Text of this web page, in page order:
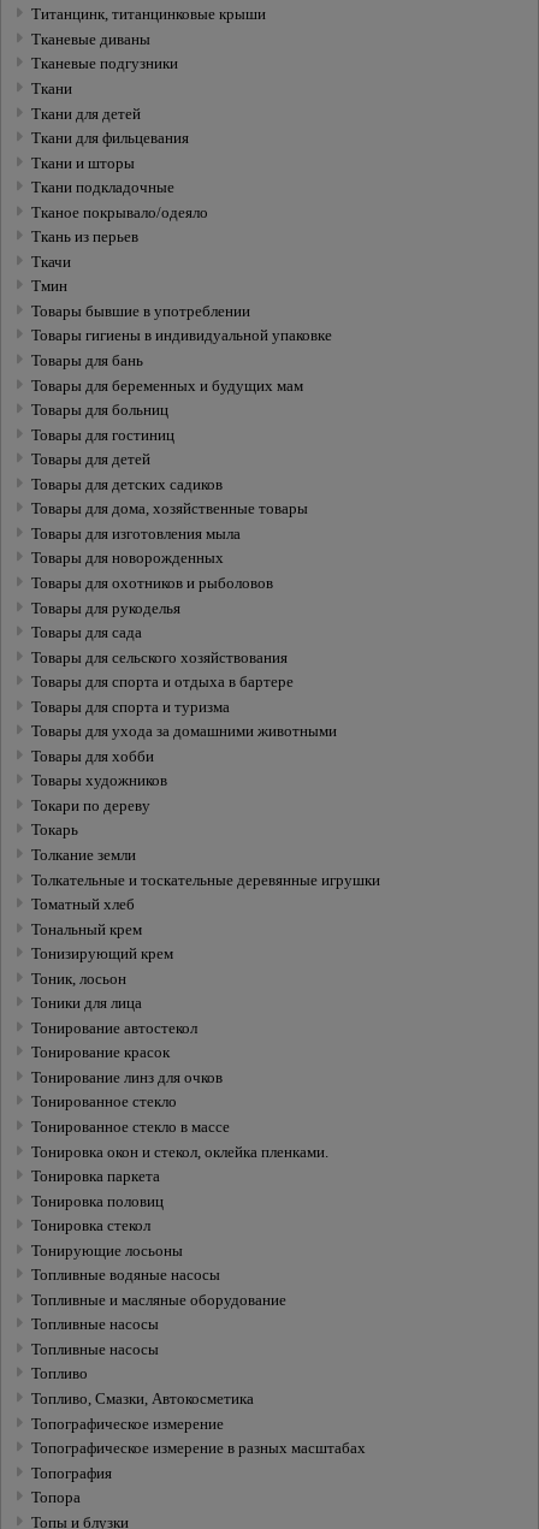
Титанцинк, титанцинковые крыши
Тканевые диваны
Тканевые подгузники
Ткани
Ткани для детей
Ткани для фильцевания
Ткани и шторы
Ткани подкладочные
Тканое покрывало/одеяло
Ткань из перьев
Ткачи
Тмин
Товары бывшие в употреблении
Товары гигиены в индивидуальной упаковке
Товары для бань
Товары для беременных и будущих мам
Товары для больниц
Товары для гостиниц
Товары для детей
Товары для детских садиков
Товары для дома, хозяйственные товары
Товары для изготовления мыла
Товары для новорожденных
Товары для охотников и рыболовов
Товары для рукоделья
Товары для сада
Товары для сельского хозяйствования
Товары для спорта и отдыха в бартере
Товары для спорта и туризма
Товары для ухода за домашними животными
Товары для хобби
Товары художников
Токари по дереву
Токарь
Толкание земли
Толкательные и тоскательные деревянные игрушки
Томатный хлеб
Тональный крем
Тонизирующий крем
Тоник, лосьон
Тоники для лица
Тонирование автостекол
Тонирование красок
Тонирование линз для очков
Тонированное стекло
Тонированное стекло в массе
Тонировка окон и стекол, оклейка пленками.
Тонировка паркета
Тонировка половиц
Тонировка стекол
Тонирующие лосьоны
Топливные водяные насосы
Топливные и масляные oборудование
Топливные насосы
Топливные насосы
Топливо
Топливо, Смазки, Автокосметика
Топографическое измерение
Топографическое измерение в разных масштабах
Топография
Топора
Топы и блузки